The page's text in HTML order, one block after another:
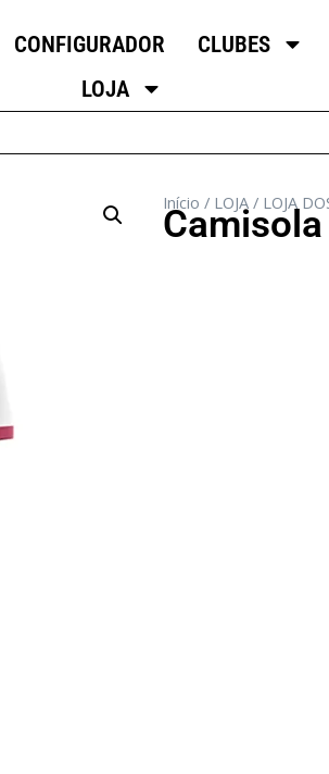
CONFIGURADOR CLUBES
LOJA
Início / LOJA / LOJA